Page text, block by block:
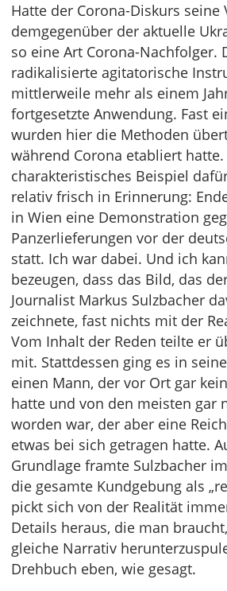
Hatte der Corona-Diskurs seine
demgegenüber der aktuelle
so eine Art Corona-Nachfolger.
radikalisierte agitatorische
mittlerweile mehr als einem
fortgesetzte Anwendung. Fast
wurden hier die Methoden
während Corona etabliert hatte.
charakteristisches Beispiel
relativ frisch in Erinnerung:
in Wien eine Demonstration
Panzerlieferungen vor der
statt. Ich war dabei. Und ich
bezeugen, dass das Bild, das
Journalist Markus Sulzbacher
zeichnete, fast nichts mit der
Vom Inhalt der Reden teilte er
mit. Stattdessen ging es in
einen Mann, der vor Ort gar
hatte und von den meisten gar
worden war, der aber eine
etwas bei sich getragen hatte.
Grundlage framte Sulzbacher
die gesamte Kundgebung als
pickt sich von der Realität
Details heraus, die man
gleiche Narrativ
Drehbuch eben, wie gesagt.